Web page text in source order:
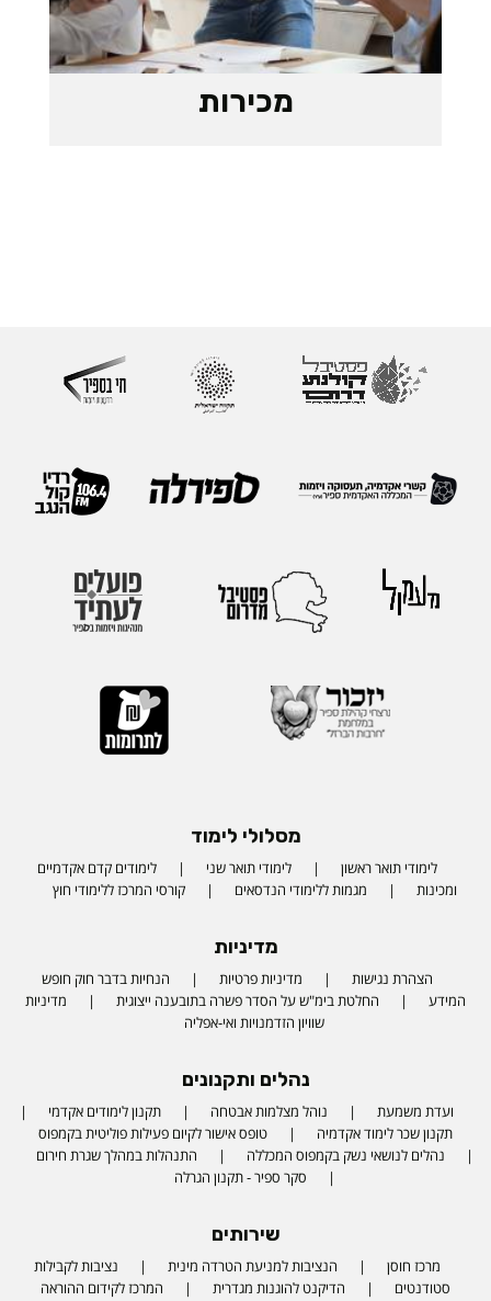
מכירות
מסלולי לימוד
לימודי תואר ראשון לימודי תואר שני
לימודים קדם אקדמיים
ומכינות
מגמות ללימודי הנדסאים קורסי המרכז ללימודי חוץ
מדיניות
הצהרת נגישות מדיניות פרטיות
הנחיות בדבר חוק חופש
המידע
החלטת בימ"ש על הסדר פשרה בתובענה ייצוגית
מדיניות
שוויון הזדמנויות ואי-אפליה
נהלים ותקנונים
ועדת משמעת נוהל מצלמות אבטחה
תקנון לימודים אקדמי
תקנון שכר לימוד אקדמיה
טופס אישור לקיום פעילות פוליטית בקמפוס
נהלים לנושאי נשק בקמפוס המכללה
התנהלות במהלך שגרת חירום
סקר ספיר - תקנון הגרלה
שירותים
מרכז חוסן הנציבות למניעת הטרדה מינית
נציבות לקבילות
סטודנטים
הדיקנט להוגנות מגדרית
המרכז לקידום ההוראה